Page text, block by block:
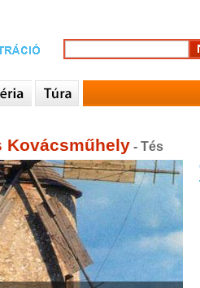
Kovácsműhely - Tés